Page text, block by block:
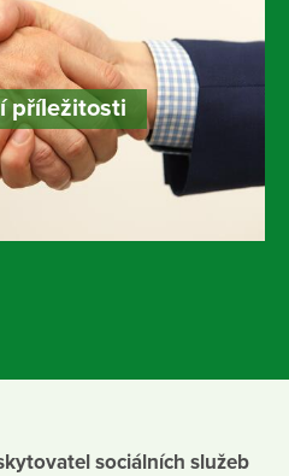
příležitosti
sociálních služeb